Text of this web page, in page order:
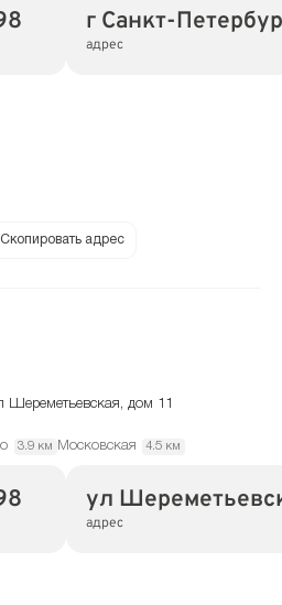
г Санкт-
адрес
Скопировать адрес
Шереметьевская, дом 11
3.9 км Московская 4.5 км
ул
адрес